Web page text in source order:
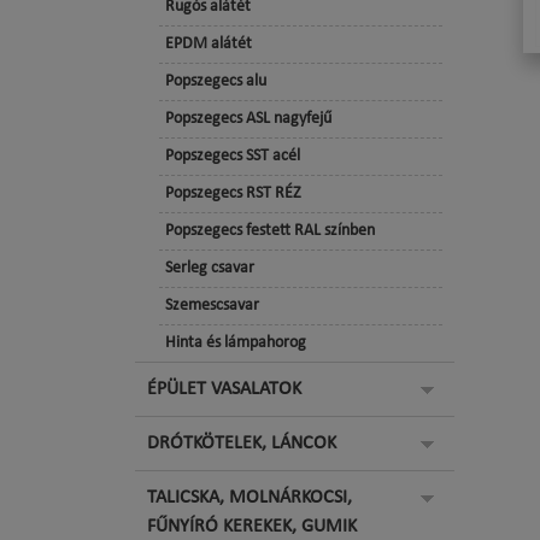
Rugós alátét
EPDM alátét
Popszegecs alu
Popszegecs ASL nagyfejű
Popszegecs SST acél
Popszegecs RST RÉZ
Popszegecs festett RAL színben
Serleg csavar
Szemescsavar
Hinta és lámpahorog
ÉPÜLET VASALATOK
DRÓTKÖTELEK, LÁNCOK
TALICSKA, MOLNÁRKOCSI,
FŰNYÍRÓ KEREKEK, GUMIK